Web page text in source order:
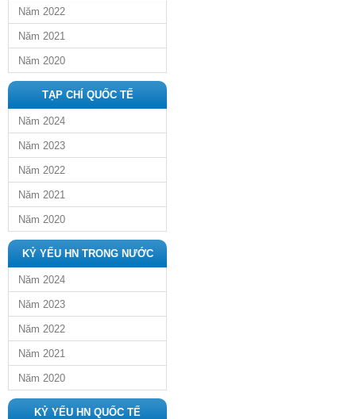
Năm 2022
Năm 2021
Năm 2020
TẠP CHÍ QUỐC TẾ
Năm 2024
Năm 2023
Năm 2022
Năm 2021
Năm 2020
KỶ YẾU HN TRONG NƯỚC
Năm 2024
Năm 2023
Năm 2022
Năm 2021
Năm 2020
KỶ YẾU HN QUỐC TẾ